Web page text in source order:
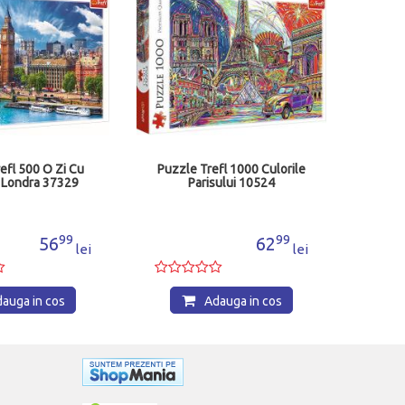
500 O Zi Cu
37329
5699
lei
in cos
Puzzle Trefl 1000 Culorile
Parisului 10524
6299
lei
Adauga in cos